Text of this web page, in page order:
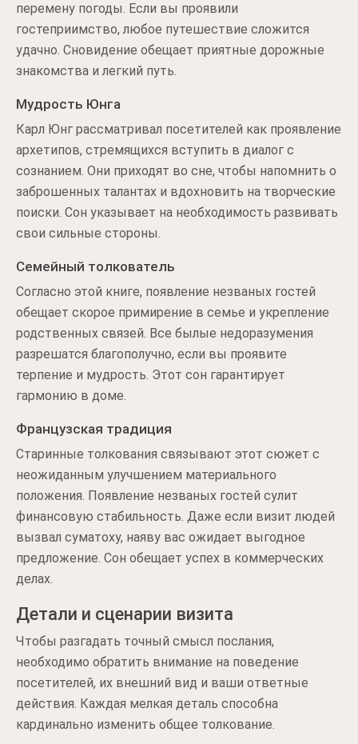
перемену погоды. Если вы проявили
гостеприимство, любое путешествие сложится
удачно. Сновидение обещает приятные дорожные
знакомства и легкий путь.
Мудрость Юнга
Карл Юнг рассматривал посетителей как проявление
архетипов, стремящихся вступить в диалог с
сознанием. Они приходят во сне, чтобы напомнить о
заброшенных талантах и вдохновить на творческие
поиски. Сон указывает на необходимость развивать
свои сильные стороны.
Семейный толкователь
Согласно этой книге, появление незваных гостей
обещает скорое примирение в семье и укрепление
родственных связей. Все былые недоразумения
разрешатся благополучно, если вы проявите
терпение и мудрость. Этот сон гарантирует
гармонию в доме.
Французская традиция
Старинные толкования связывают этот сюжет с
неожиданным улучшением материального
положения. Появление незваных гостей сулит
финансовую стабильность. Даже если визит людей
вызвал суматоху, наяву вас ожидает выгодное
предложение. Сон обещает успех в коммерческих
делах.
Детали и сценарии визита
Чтобы разгадать точный смысл послания,
необходимо обратить внимание на поведение
посетителей, их внешний вид и ваши ответные
действия. Каждая мелкая деталь способна
кардинально изменить общее толкование.